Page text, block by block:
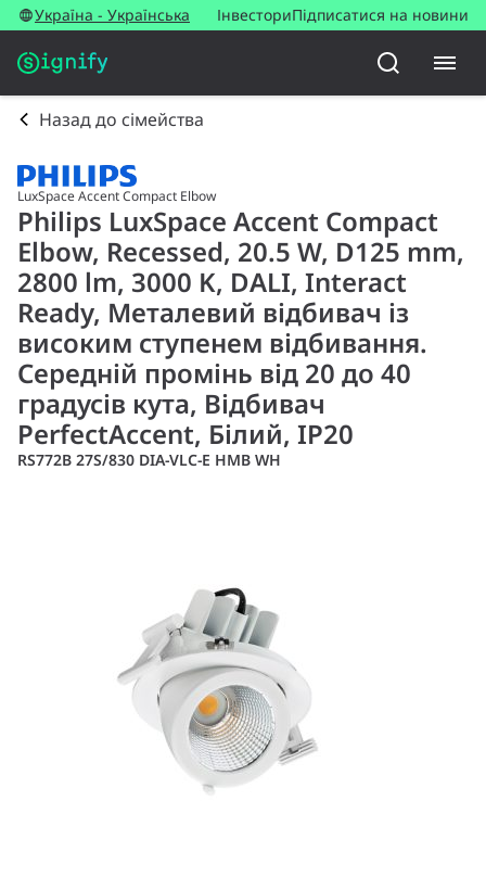
Україна - Українська ІнвесториПідписатися на новини
Назад до сімейства
LuxSpace Accent Compact Elbow
Philips LuxSpace Accent Compact
Elbow, Recessed, 20.5 W, D125 mm,
2800 lm, 3000 K, DALI, Interact
Ready, Металевий відбивач із
високим ступенем відбивання.
Середній промінь від 20 до 40
градусів кута, Відбивач
PerfectAccent, Білий, IP20
RS772B 27S/830 DIA-VLC-E HMB WH